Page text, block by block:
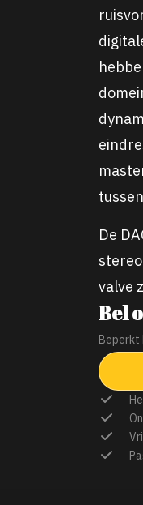
De
valve
Bel
Beperkt